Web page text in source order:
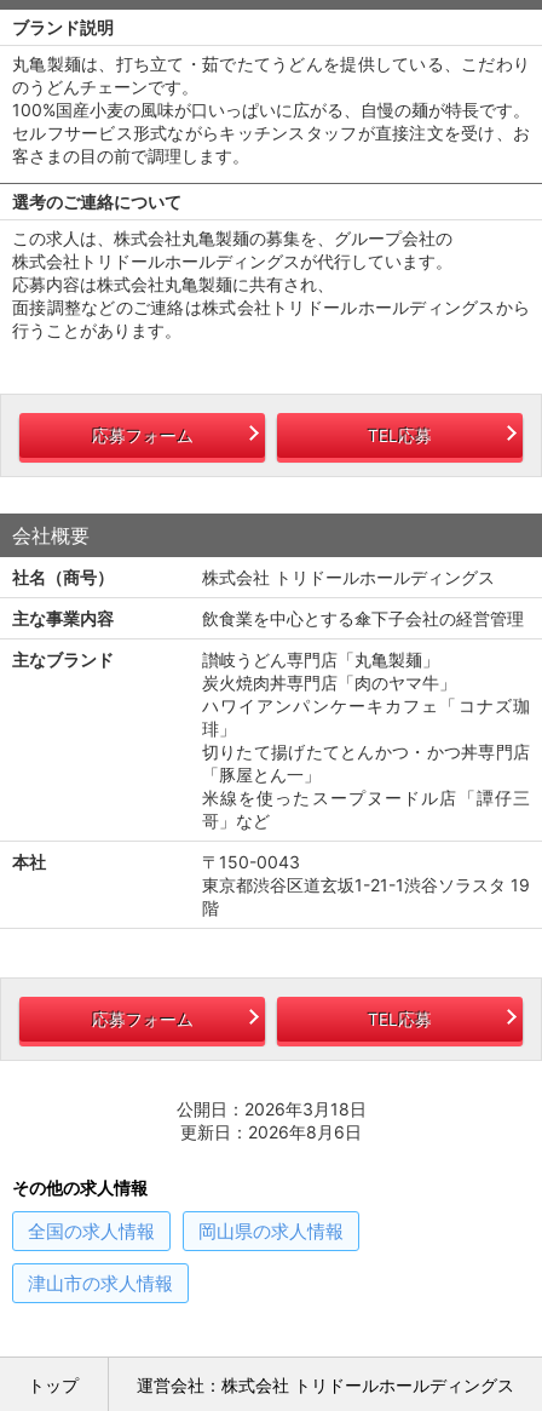
ブランド説明
丸亀製麺は、打ち立て・茹でたてうどんを提供している、こだわり
のうどんチェーンです。
100%国産小麦の風味が口いっぱいに広がる、自慢の麺が特長です。
セルフサービス形式ながらキッチンスタッフが直接注文を受け、お
客さまの目の前で調理します。
選考のご連絡について
この求人は、株式会社丸亀製麺の募集を、グループ会社の
株式会社トリドールホールディングスが代行しています。
応募内容は株式会社丸亀製麺に共有され、
面接調整などのご連絡は株式会社トリドールホールディングスから
行うことがあります。
応募フォーム TEL応募
会社概要
社名（商号）
株式会社 トリドールホールディングス
主な事業内容
飲食業を中心とする傘下子会社の経営管理
主なブランド
讃岐うどん専門店「丸亀製麺」
炭火焼肉丼専門店「肉のヤマ牛」
ハワイアンパンケーキカフェ「コナズ珈
琲」
切りたて揚げたてとんかつ・かつ丼専門店
「豚屋とん一」
米線を使ったスープヌードル店「譚仔三
哥」など
本社
〒150-0043
東京都渋谷区道玄坂1-21-1渋谷ソラスタ 19
階
応募フォーム TEL応募
公開日：2026年3月18日
更新日：2026年8月6日
その他の求人情報
全国の求人情報 岡山県の求人情報
津山市の求人情報
トップ 運営会社：株式会社 トリドールホールディングス